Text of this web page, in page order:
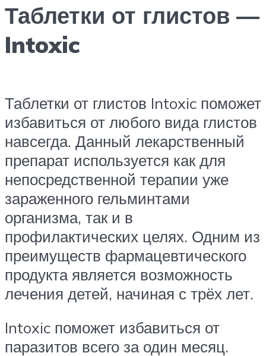
Таблетки от глистов —
Intoxic
Таблетки от глистов Intoxic поможет
избавиться от любого вида глистов
навсегда. Данный лекарственный
препарат используется как для
непосредственной терапии уже
зараженного гельминтами
организма, так и в
профилактических целях. Одним из
преимуществ фармацевтического
продукта является возможность
лечения детей, начиная с трёх лет.
Intoxic поможет избавиться от
паразитов всего за один месяц.